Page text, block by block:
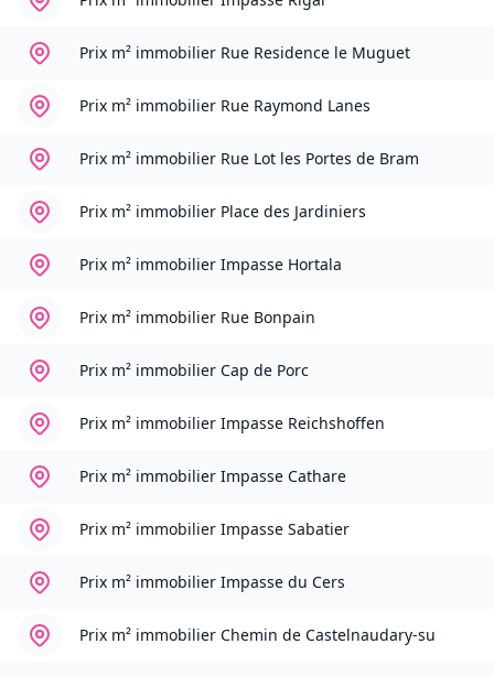
Prix m² immobilier Rue Residence le Muguet
Prix m² immobilier Rue Raymond Lanes
Prix m² immobilier Rue Lot les Portes de Bram
Prix m² immobilier Place des Jardiniers
Prix m² immobilier Impasse Hortala
Prix m² immobilier Rue Bonpain
Prix m² immobilier Cap de Porc
Prix m² immobilier Impasse Reichshoffen
Prix m² immobilier Impasse Cathare
Prix m² immobilier Impasse Sabatier
Prix m² immobilier Impasse du Cers
Prix m² immobilier Chemin de Castelnaudary-su